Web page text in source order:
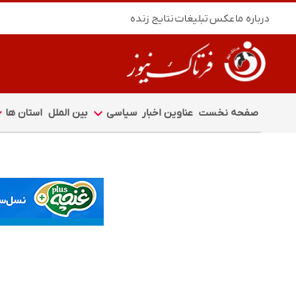
درباره ماعکستبلیغاتنتایج زنده
صفحه نخست عناوین اخبار سیاسی بین الملل استان ها